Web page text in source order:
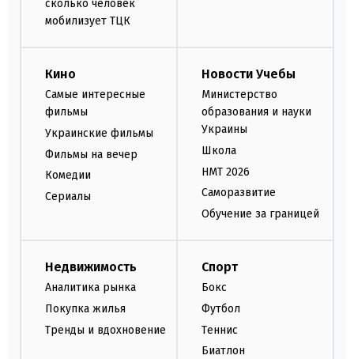
сколько человек
мобилизует ТЦК
Кино
Самые интересные
фильмы
Украинские фильмы
Фильмы на вечер
Комедии
Сериалы
Новости Учебы
Министерство
образования и науки
Украины
Школа
НМТ 2026
Саморазвитие
Обучение за границей
Недвижимость
Аналитика рынка
Покупка жилья
Тренды и вдохновение
Спорт
Бокс
Футбол
Теннис
Биатлон